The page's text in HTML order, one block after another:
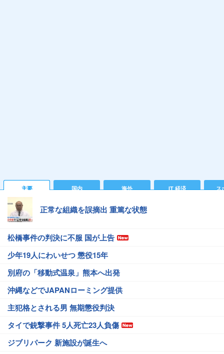
主要 国内 海外 IT 経済 ス
正常な組織を誤摘出 重篤な状態
松橋事件の判決に不服 国が上告
少年19人にわいせつ 懲役15年
別府の「移動式温泉」熊本へ出発
沖縄などでJAPANローミング提供
主犯格とされる男 無期懲役判決
タイで銃撃事件 5人死亡23人負傷
ジブリパーク 新施設が誕生へ